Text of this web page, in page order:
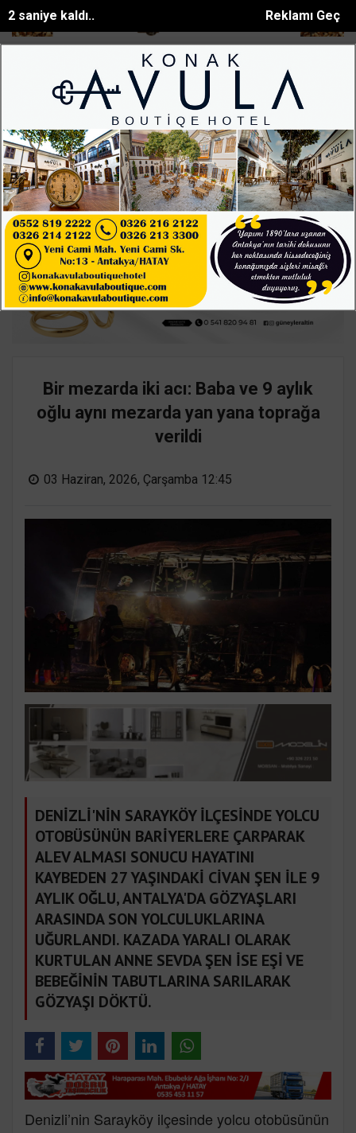
Reklamı Geç
0 saniye kaldı..
SON DAKİKA:
alev aldı, yang... ATÜde Sunar Gastronomi ve Mutfak
Ana Sayfa ASAYİŞ
Bir mezarda iki acı: Baba ve 9 aylık
oğlu aynı mezarda yan yana toprağa
verildi
03 Haziran, 2026, Çarşamba 12:45
DENİZLİ'NİN SARAYKÖY İLÇESİNDE YOLCU
OTOBÜSÜNÜN BARİYERLERE ÇARPARAK
ALEV ALMASI SONUCU HAYATINI
KAYBEDEN 27 YAŞINDAKİ CİVAN ŞEN İLE 9
AYLIK OĞLU, ANTALYA'DA GÖZYAŞLARI
ARASINDA SON YOLCULUKLARINA
UĞURLANDI. KAZADA YARALI OLARAK
KURTULAN ANNE SEVDA ŞEN İSE EŞİ VE
BEBEĞİNİN TABUTLARINA SARILARAK
GÖZYAŞI DÖKTÜ.
Denizli’nin Sarayköy ilçesinde yolcu otobüsünün